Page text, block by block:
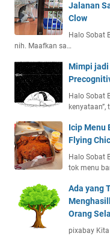
Jalanan
Clow
Halo Sobat
nih. Maafkan sa…
Mimpi
Halo Sobat
kenyataan”,
Icip Menu
Flying
Halo Sobat
tok menu
Ada yang
Orang
pixabay